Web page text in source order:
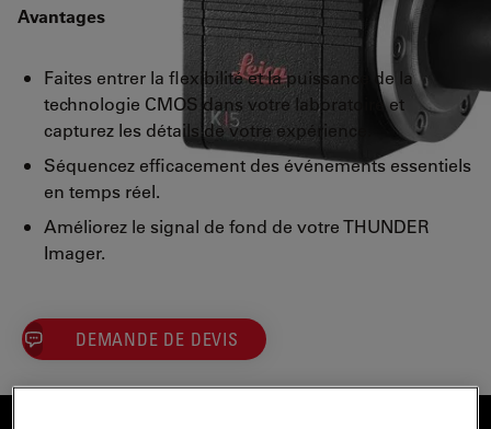
Avantages
Faites entrer la flexibilité et la puissance de la
technologie CMOS dans votre laboratoire et
capturez les détails de votre expérience.
Séquencez efficacement des événements essentiels
en temps réel.
Améliorez le signal de fond de votre THUNDER
Imager.
DEMANDE DE DEVIS